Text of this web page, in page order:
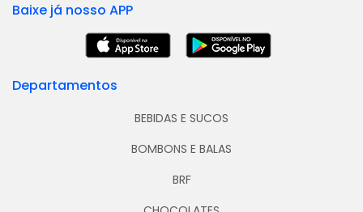
Baixe já nosso APP
Departamentos
BEBIDAS E SUCOS
BOMBONS E BALAS
BRF